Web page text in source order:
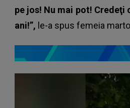
pe jos! Nu mai pot!
ani!”, le-a spus femeia